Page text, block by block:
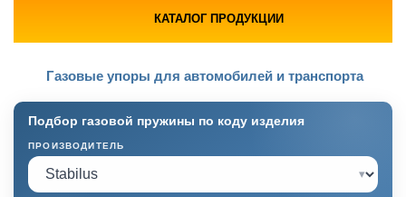
КАТАЛОГ ПРОДУКЦИИ
Газовые упоры для автомобилей и транспорта
Подбор газовой пружины по коду изделия
ПРОИЗВОДИТЕЛЬ
▾